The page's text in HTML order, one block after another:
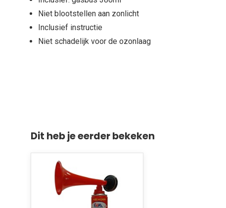
Niet blootstellen aan zonlicht
Inclusief instructie
Niet schadelijk voor de ozonlaag
Dit heb je eerder bekeken